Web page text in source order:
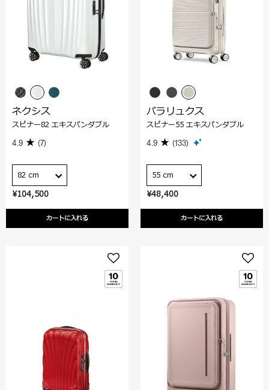
¥104,500
カートに入れる
ネクシス
スピナー82 エキスパンダブル
4.9 (7)
82 cm
¥48,400
カートに入れる
パラリュクス
スピナー55 エキスパンダブル
4.9 (133)
55 cm